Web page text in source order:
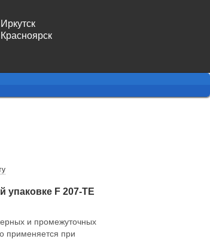
упаковке F 207-ТЕ
и промежуточных
применяется при